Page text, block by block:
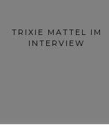
TRIXIE MATTEL IM
INTERVIEW